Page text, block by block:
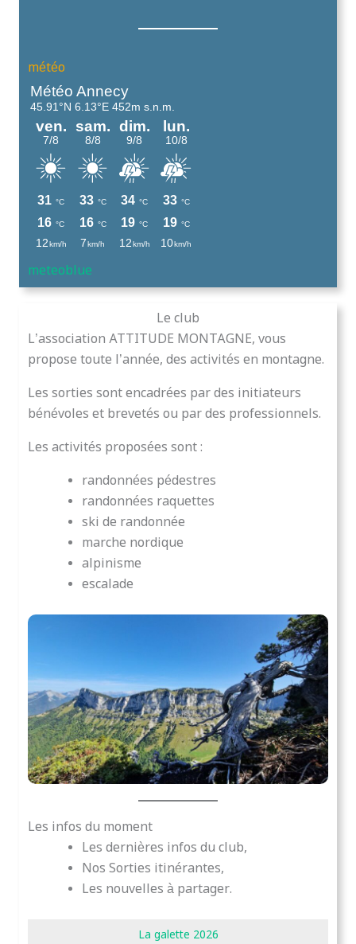
météo
meteoblue
Le club
L’association ATTITUDE MONTAGNE, vous
propose toute l’année, des activités en montagne.
Les sorties sont encadrées par des initiateurs
bénévoles et brevetés ou par des professionnels.
Les activités proposées sont :
randonnées pédestres
randonnées raquettes
ski de randonnée
marche nordique
alpinisme
escalade
Les infos du moment
Les dernières infos du club,
Nos Sorties itinérantes,
Les nouvelles à partager.
La galette 2026